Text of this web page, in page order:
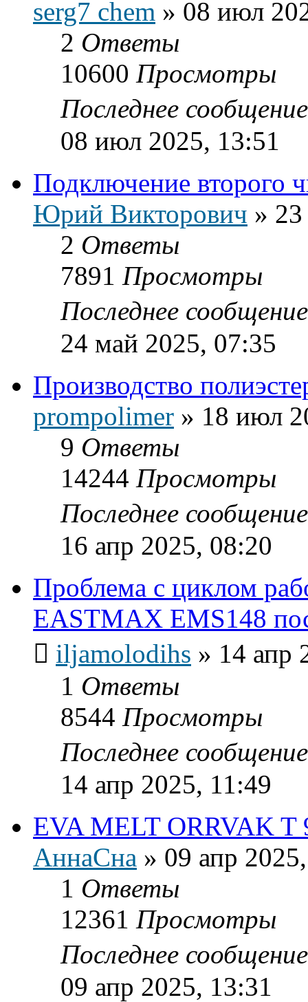
serg7 chem » 08 июл
2 Ответы
10600 Просмотры
Последнее
08 июл 2025, 13:51
Подключение второго
Юрий Викторович »
2 Ответы
7891 Просмотры
Последнее
24 май 2025, 07:35
Производство
prompolimer » 18 июл
9 Ответы
14244 Просмотры
Последнее
16 апр 2025, 08:20
Проблема с циклом
EASTMAX EMS148
iljamolodihs » 14 апр
1 Ответы
8544 Просмотры
Последнее
14 апр 2025, 11:49
EVA MELT ORRVAK T
АннаСна » 09 апр
1 Ответы
12361 Просмотры
Последнее
09 апр 2025, 13:31